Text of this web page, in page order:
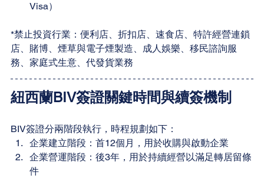
Visa）
*禁止投資行業：便利店、折扣店、速食店、特許經營連鎖
店、賭博、煙草與電子煙製造、成人娛樂、移民諮詢服
務、家庭式生意、代發貨業務
紐西蘭BIV簽證關鍵時間與續簽機制
BIV簽證分兩階段執行，時程規劃如下：
企業建立階段：首12個月，用於收購與啟動企業
企業營運階段：後3年，用於持續經營以滿足轉居留條
件